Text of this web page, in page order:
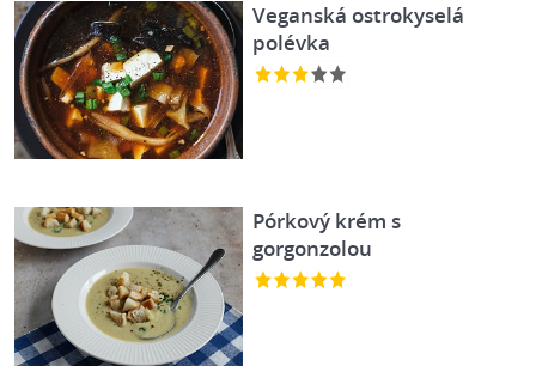
Veganská ostrokyselá
polévka
Pórkový krém s
gorgonzolou